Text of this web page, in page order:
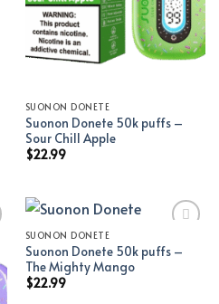
SUONON DONETE
Suonon Donete 50k puffs –
Sour Chill Apple
$22.99
Add to wishlist
SUONON DONETE
Suonon Donete 50k puffs –
The Mighty Mango
$22.99